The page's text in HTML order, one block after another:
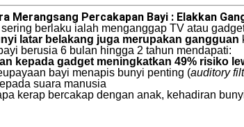
Merangsang Percakapan Bayi : Elakkan
berlaku ialah menganggap TV atau
latar belakang juga merupakan gangguan
berusia 6 bulan hingga 2 tahun mendapati:
kepada gadget meningkatkan 49% risiko
bayi menapis bunyi penting (auditory
suara manusia
kerap bercakap dengan anak, kehadiran